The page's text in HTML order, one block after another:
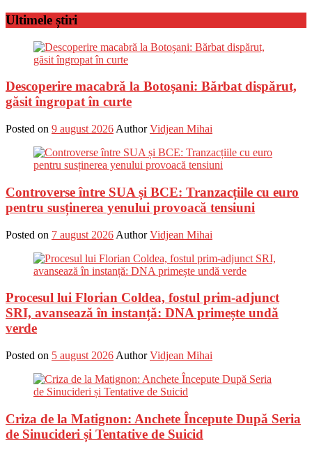
Ultimele știri
Descoperire macabră la Botoșani: Bărbat dispărut,
găsit îngropat în curte
Posted on 9 august 2026 Author Vidjean Mihai
Controverse între SUA și BCE: Tranzacțiile cu euro
pentru susținerea yenului provoacă tensiuni
Posted on 7 august 2026 Author Vidjean Mihai
Procesul lui Florian Coldea, fostul prim-adjunct
SRI, avansează în instanță: DNA primește undă
verde
Posted on 5 august 2026 Author Vidjean Mihai
Criza de la Matignon: Anchete Începute După Seria
de Sinucideri și Tentative de Suicid